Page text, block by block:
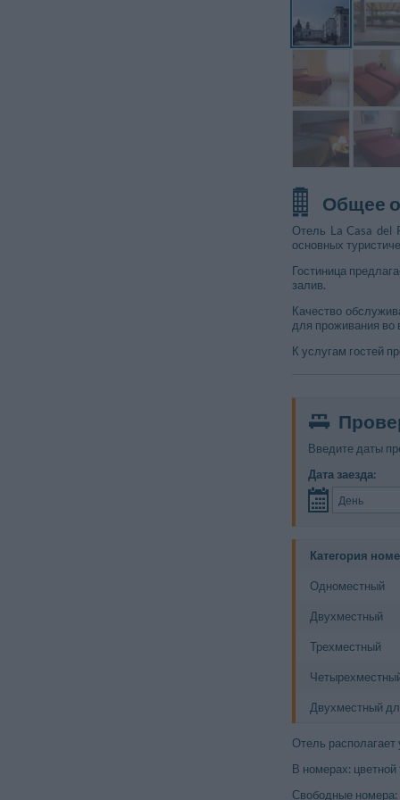
Общее
Отель La Casa del
основных
Гостиница
залив.
Качество
для проживания во
К услугам гостей
Введите даты
Дата заезда:
Категория
Одноместный
Двухместный
Трехместный
Двухместный
Отель
В номерах:
Свободные